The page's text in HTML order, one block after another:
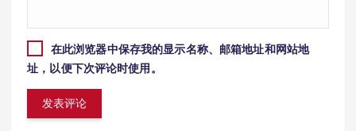
在此浏览器中保存我的显示名称、邮箱地址和网站地
址，以便下次评论时使用。